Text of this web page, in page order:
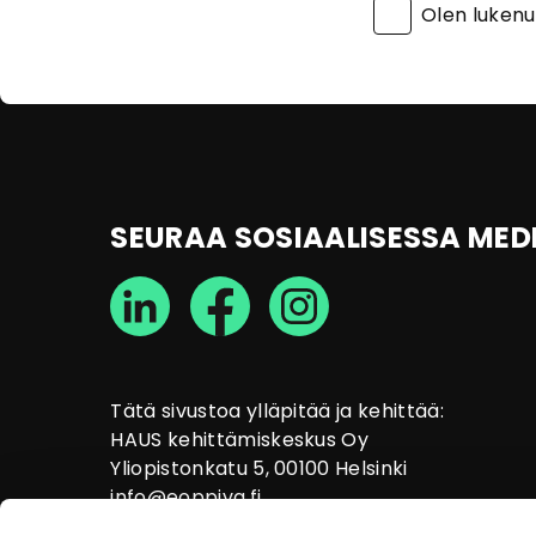
Olen
SEURAA SOSIAALISESSA
Tätä sivustoa ylläpitää ja kehittää:
HAUS kehittämiskeskus Oy
Yliopistonkatu 5, 00100 Helsinki
info@eoppiva.fi